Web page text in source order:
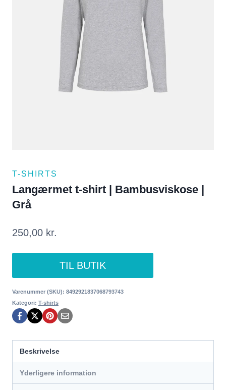
T-SHIRTS
Langærmet t-shirt | Bambusviskose |
Grå
250,00 kr.
TIL BUTIK
Varenummer (SKU): 8492921837068793743
Kategori: T-shirts
Beskrivelse
Yderligere information